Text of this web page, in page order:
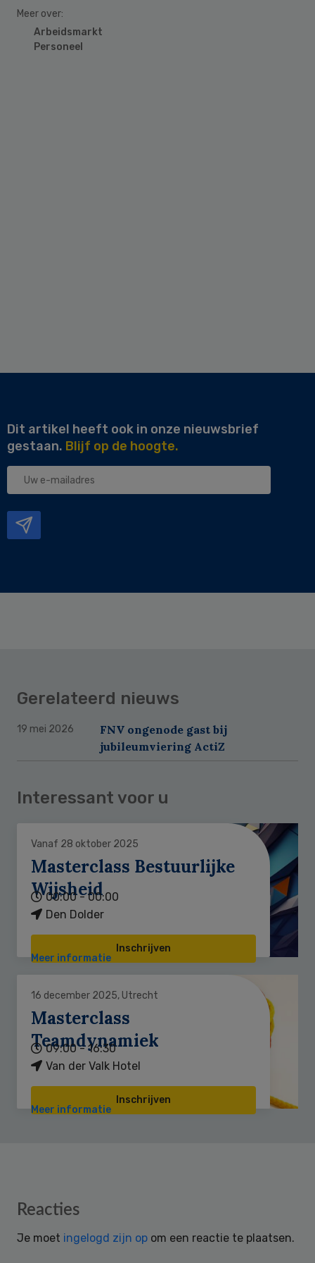
Meer over:
Arbeidsmarkt
Personeel
Dit artikel heeft ook in onze nieuwsbrief
gestaan. Blijf op de hoogte.
Uw
Gerelateerd nieuws
19 mei 2026
FNV ongenode gast bij
jubileumviering ActiZ
Interessant voor u
Vanaf 28 oktober 2025
Masterclass Bestuurlijke
Wijsheid
00:00 - 00:00
Den Dolder
Inschrijven
Meer informatie
16 december 2025, Utrecht
Masterclass
Teamdynamiek
09:00 - 16:30
Van der Valk Hotel
Inschrijven
Meer informatie
Reader
Reacties
Je moet ingelogd zijn op om een reactie te plaatsen.